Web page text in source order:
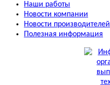
Наши работы
Новости компании
Новости производителей
Полезная информация